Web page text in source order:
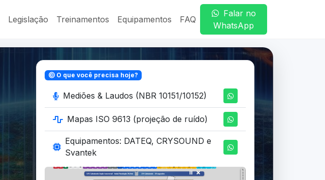
Legislação Treinamentos Equipamentos FAQ
Falar no
WhatsApp
O que você precisa hoje?
Mediões & Laudos (NBR 10151/10152)
Mapas ISO 9613 (projeção de ruído)
Equipamentos: DATEQ, CRYSOUND e
Svantek